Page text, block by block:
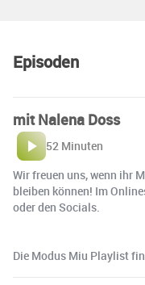
Episoden
mit Nalena Doss
52 Minuten
Wir freuen uns, wenn ihr
bleiben können! Im
oder den Socials.
Die Modus Miu Playlist